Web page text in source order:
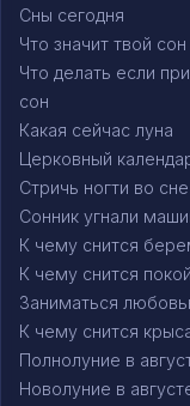
Сны сегодня
Что значит твой
Что делать если
сон
Какая сейчас луна
Церковный
Стричь ногти во сне
Сонник угнали
К чему снится
К чему снится
Заниматься
К чему снится
Полнолуние в
Новолуние в